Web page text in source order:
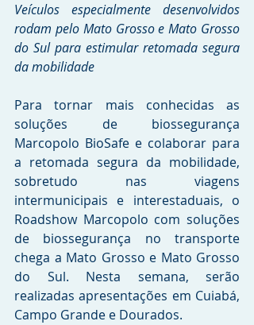
Veículos especialmente desenvolvidos
rodam pelo Mato Grosso e Mato Grosso
do Sul para estimular retomada segura
da mobilidade
Para tornar mais conhecidas as
soluções de biossegurança
Marcopolo BioSafe e colaborar para
a retomada segura da mobilidade,
sobretudo nas viagens
intermunicipais e interestaduais, o
Roadshow Marcopolo com soluções
de biossegurança no transporte
chega a Mato Grosso e Mato Grosso
do Sul. Nesta semana, serão
realizadas apresentações em Cuiabá,
Campo Grande e Dourados.